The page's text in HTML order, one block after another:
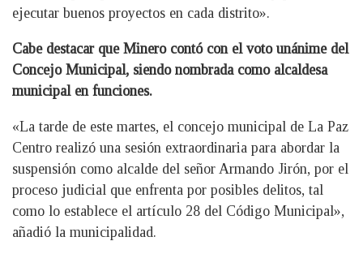
ejecutar buenos proyectos en cada distrito».
Cabe destacar que Minero contó con el voto unánime del
Concejo Municipal, siendo nombrada como alcaldesa
municipal en funciones.
«La tarde de este martes, el concejo municipal de La Paz
Centro realizó una sesión extraordinaria para abordar la
suspensión como alcalde del señor Armando Jirón, por el
proceso judicial que enfrenta por posibles delitos, tal
como lo establece el artículo 28 del Código Municipal»,
añadió la municipalidad.